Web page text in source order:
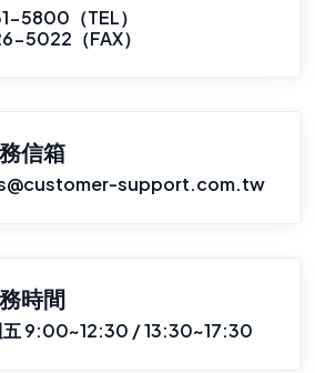
5800（TEL）
5022（FAX）
信箱
support.com.tw
時間
五 9:00~12:30 / 13:30~17:30